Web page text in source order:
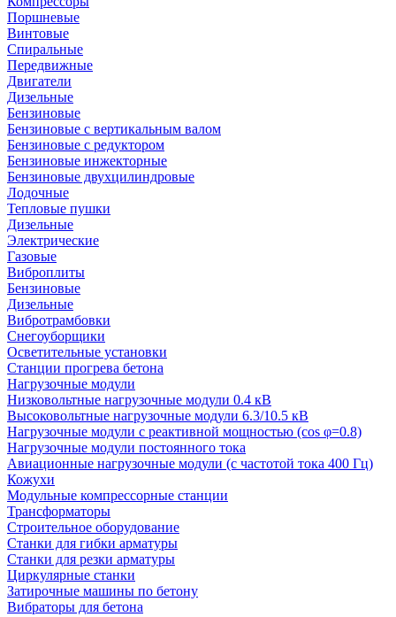
Поршневые
Винтовые
Спиральные
Передвижные
Двигатели
Дизельные
Бензиновые
Бензиновые с вертикальным валом
Бензиновые с редуктором
Бензиновые инжекторные
Бензиновые двухцилиндровые
Лодочные
Тепловые пушки
Дизельные
Электрические
Газовые
Виброплиты
Бензиновые
Дизельные
Вибротрамбовки
Снегоуборщики
Осветительные установки
Станции прогрева бетона
Нагрузочные модули
Низковольтные нагрузочные модули 0.4 кВ
Высоковольтные нагрузочные модули 6.3/10.5 кВ
Нагрузочные модули с реактивной мощностью (cos φ=0.8)
Нагрузочные модули постоянного тока
Авиационные нагрузочные модули (с частотой тока 400 Гц)
Кожухи
Модульные компрессорные станции
Трансформаторы
Строительное оборудование
Станки для гибки арматуры
Станки для резки арматуры
Циркулярные станки
Затирочные машины по бетону
Вибраторы для бетона